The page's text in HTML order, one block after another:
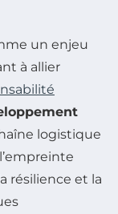
un enjeu
à allier
logistique
résilience et la